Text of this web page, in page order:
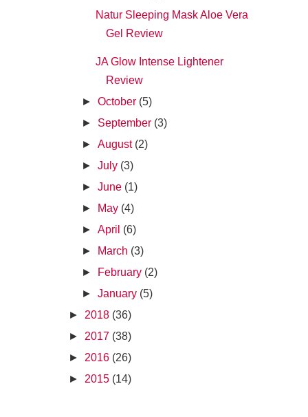
Natur Sleeping Mask Aloe Vera
Gel Review
JA Glow Intense Lightener
Review
►October (5)
► September (3)
►August (2)
►July (3)
►June (1)
►
May (4)
►April (6)
►
March (3)
►
February (2)
►January (5)
► 2018 (36)
► 2017 (38)
► 2016 (26)
► 2015 (14)